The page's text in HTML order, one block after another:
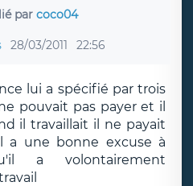
parcoco04
28/03/2011 22:56
lui a spécifié par trois
pouvait pas payer et il
il travaillait il ne payait
a une bonne excuse à
a volontairement